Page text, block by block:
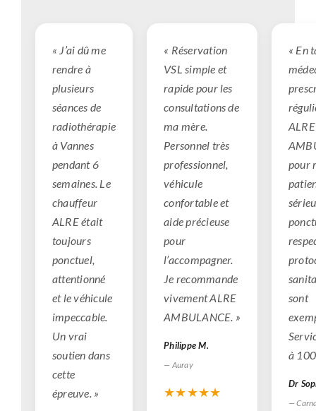
« J’ai dû me
rendre à
plusieurs
séances de
radiothérapie
à Vannes
pendant 6
semaines. Le
chauffeur
ALRE était
toujours
ponctuel,
attentionné
et le véhicule
impeccable.
Un vrai
soutien dans
cette
épreuve. »
« Réservation
VSL simple et
rapide pour les
consultations de
ma mère.
Personnel très
professionnel,
véhicule
confortable et
aide précieuse
pour
l’accompagner.
Je recommande
vivement ALRE
AMBULANCE. »
Philippe M.
— Auray
★★★★★
« En
ALRE
pour
sont
à
Dr
—